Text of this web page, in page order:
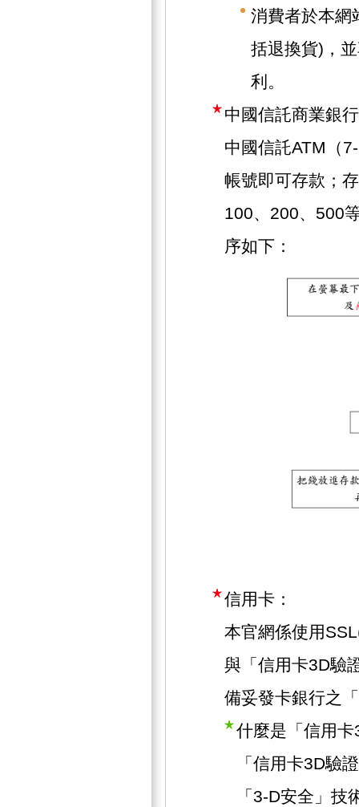
消費者於本網
括退換貨)，
利。
中國信託商業銀
中國信託ATM（
帳號即可存款；
100、200、500
序如下：
信用卡：
本官網係使用
與「信用卡3D驗
備妥發卡銀行之
什麼是「信用
「信用卡3D驗
「3-D安全」